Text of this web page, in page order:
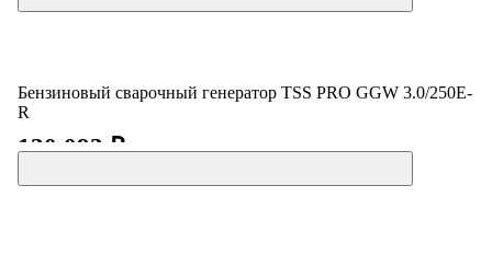
Бензиновый сварочный генератор TSS PRO GGW 3.0/250E-
R
130 093 ₽